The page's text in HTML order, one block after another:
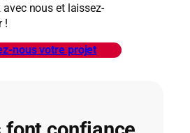
avec nous et laissez-
!
nous votre projet